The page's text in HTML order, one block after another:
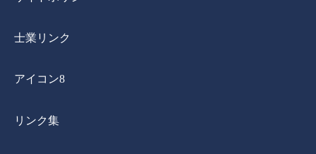
士業リンク
アイコン8
リンク集